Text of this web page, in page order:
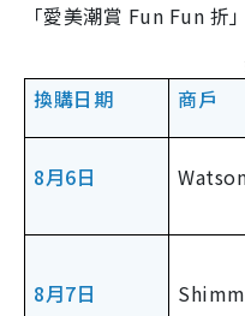
「愛美潮賞 Fun Fun 折
換購日期 商戶
8月6日
8月7日